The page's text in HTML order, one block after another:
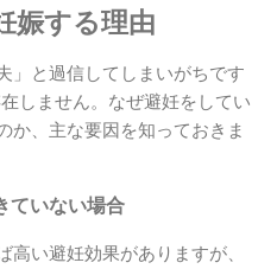
娠する理由
」と過信してしまいがちです
しません。なぜ避妊をしてい
か、主な要因を知っておきま
ていない場合
い避妊効果がありますが、